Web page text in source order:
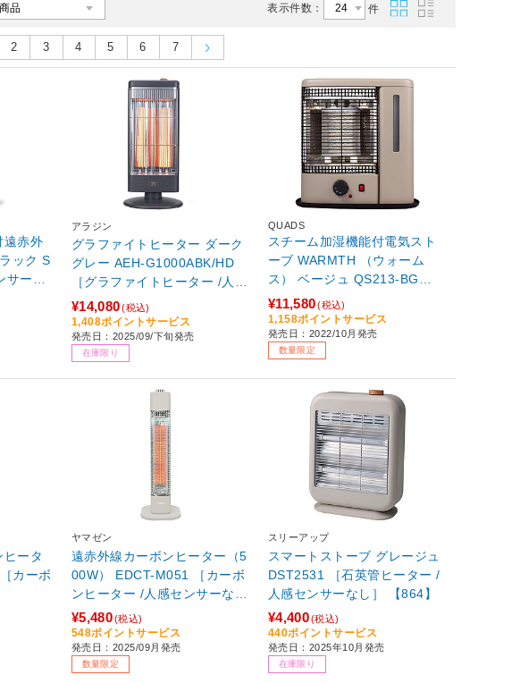
表示件数： 件
2 3 4 5 6 7
遠赤外
ック S
サー付
アラジン
グラファイトヒーター ダーク
グレー AEH-G1000ABK/HD
［グラファイトヒーター /人感
センサーなし /首振り機能］
¥14,080(税込)
1,408ポイントサービス
発売日：2025/09/下旬発売
在庫限り
QUADS
スチーム加湿機能付電気スト
ーブ WARMTH （ウォーム
ス） ベージュ QS213-BG
［人感センサーなし］ 【sof0
01】
¥11,580(税込)
1,158ポイントサービス
発売日：2022/10月発売
数量限定
ヒータ
ヤマゼン
遠赤外線カーボンヒーター（5
00W） EDCT-M051 ［カーボ
ンヒーター /人感センサーな
し］ 【sof001】
¥5,480(税込)
548ポイントサービス
発売日：2025/09月発売
数量限定
スリーアップ
スマートストーブ グレージュ
DST2531 ［石英管ヒーター /
人感センサーなし］ 【864】
¥4,400(税込)
440ポイントサービス
発売日：2025年10月発売
在庫限り